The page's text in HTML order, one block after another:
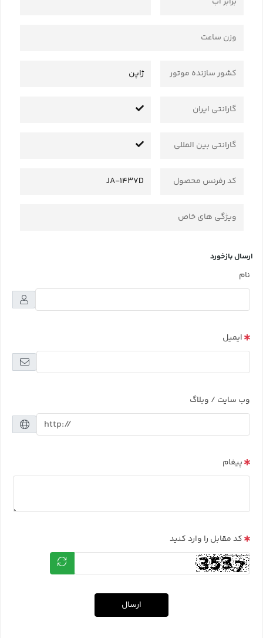
وزن ساعت
کشور سازنده موتور ژاپن
گارانتی ایران
گارانتی بین المللی
کد رفرنس محصول JA-1437D
ویژگی های خاص
ارسال بازخورد
نام
ایمیل
وب سایت / وبلاگ
پیغام
کد مقابل را وارد کنید
ارسال